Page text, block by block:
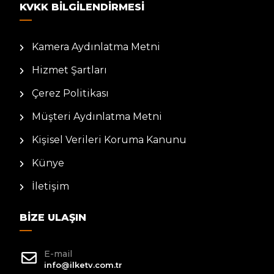
KVKK BILGILENDIRMESI
Kamera Aydınlatma Metni
Hizmet Şartları
Çerez Politikası
Müşteri Aydınlatma Metni
Kişisel Verileri Koruma Kanunu
Künye
İletişim
BIZE ULAŞIN
E-mail
info@ilketv.com.tr